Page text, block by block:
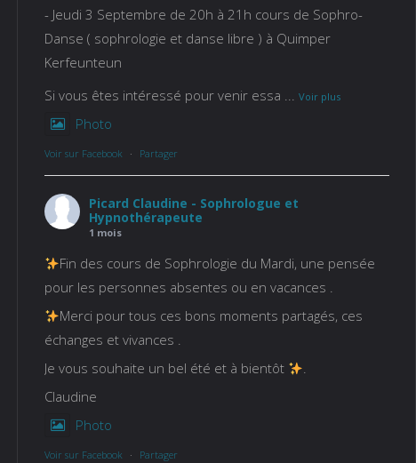
- Jeudi 3 Septembre de 20h à 21h cours de Sophro-
Danse ( sophrologie et danse libre ) à Quimper
Kerfeunteun
Si vous êtes intéressé pour venir essa ... Voir plus
Photo
Voir sur Facebook · Partager
Picard Claudine - Sophrologue et
Hypnothérapeute
1 mois
Fin des cours de Sophrologie du Mardi, une pensée
pour les personnes absentes ou en vacances .
Merci pour tous ces bons moments partagés, ces
échanges et vivances .
Je vous souhaite un bel été et à bientôt
.
Claudine
Photo
Voir sur Facebook · Partager